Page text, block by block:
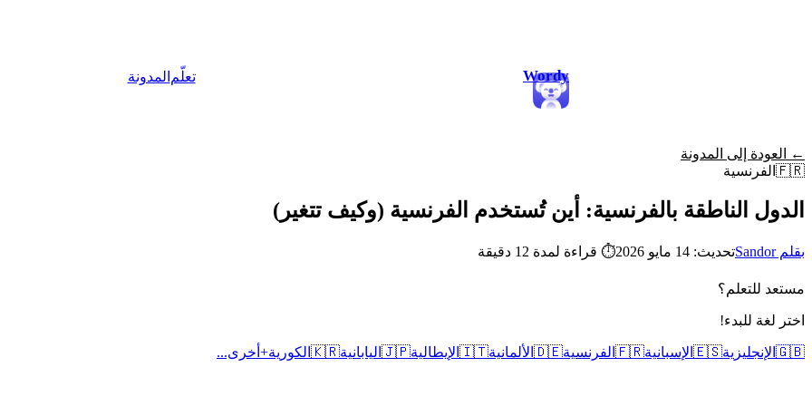
Wordy تعلّم المدونة
← العودة إلى المدونة
🇫🇷 الفرنسية
الدول الناطقة بالفرنسية: أين تُستخدم الفرنسية (وكيف تتغير)
بقلم Sandor تحديث: 14 مايو 2026 ⏱ قراءة لمدة 12 دقيقة
مستعد للتعلم؟
اختر لغة للبدء!
🇬🇧 الإنجليزية🇪🇸 الإسبانية🇫🇷 الفرنسية🇩🇪 الألمانية🇮🇹 الإيطالية🇯🇵 اليابانية🇰🇷 الكورية+ أخرى...